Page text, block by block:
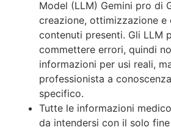
Model (LLM) Gemini pro di
creazione, ottimizzazione e
contenuti presenti. Gli LLM
commettere errori, quindi
informazioni per usi reali,
professionista a
specifico.
Tutte le informazioni
da intendersi con il solo